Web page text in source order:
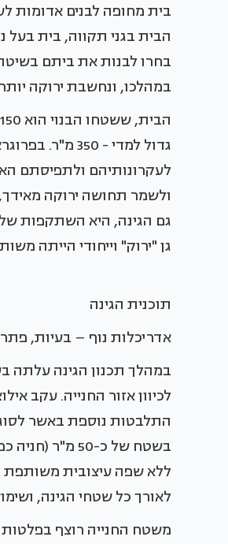
בית מחופה לבנים אדומות
הבית בגני תקווה, בית בעל
בחרו לבנות את ביתם
במהלכו, ונחשבת ירוקה
גדול למדי -
לעקרונותיהם ולתפיסתם
ולשמר תחושה ירוקה
גם הגינה, היא השתקפות
גן "ירוק" וייחודי הייתה
תוכנית הגינה
אדריכלות נוף – בעיות,
במהלך תכנון הגינה עלתה
לכיוון אזור החנייה. עקב
התלבטות נוספת באשר
בשטח של כ-
ללא שפה עיצובית משותפת
לאורך כל שטחי הגינה,